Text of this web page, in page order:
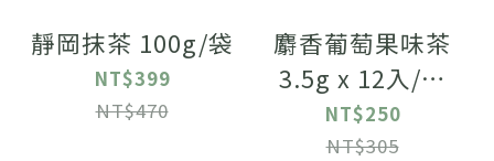
靜岡抹茶 100g/袋
NT$399
NT$470
麝香葡萄果味茶
3.5g x 12入/袋
【無咖啡因】
NT$250
NT$305